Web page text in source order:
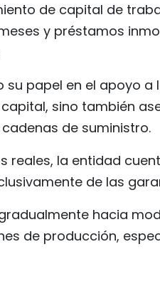
de capital de
y préstamos
papel en el apoyo a
sino también
de suministro.
reales, la entidad
de las
hacia
de producción,